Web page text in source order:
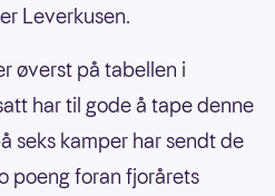
Leverkusen.
øverst på tabellen i
har til gode å tape denne
seks kamper har sendt de
poeng foran fjorårets